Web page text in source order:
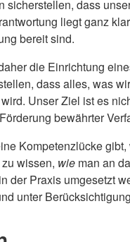
dass
liegt ganz
bereit sind.
die Einrichtung
dass alles, was
Unser Ziel ist es
bewährter
Kompetenzlücke
wissen, wie man an
Praxis umgesetzt
unter